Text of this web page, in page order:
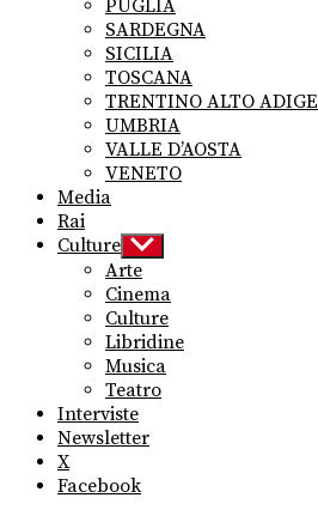
PUGLIA
SARDEGNA
SICILIA
TOSCANA
TRENTINO ALTO ADIGE
UMBRIA
VALLE D’AOSTA
VENETO
Media
Rai
Culture Show
sub
menu
Arte
Cinema
Culture
Libridine
Musica
Teatro
Interviste
Newsletter
X
Facebook